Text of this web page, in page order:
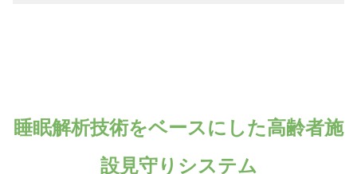
睡眠解析技術をベースにした高齢者施
設見守りシステム